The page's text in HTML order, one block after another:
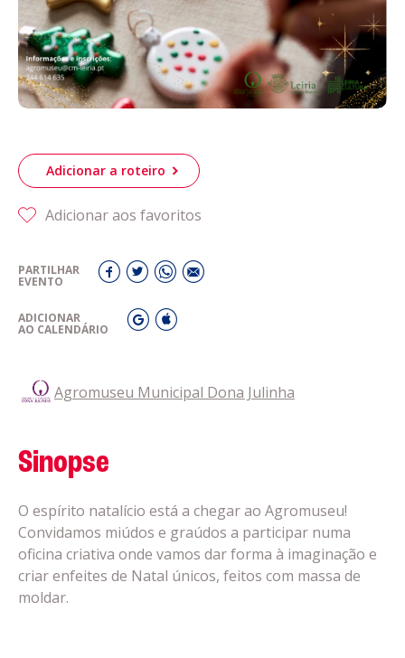
Adicionar a roteiro
Adicionar aos favoritos
PARTILHAR
EVENTO
ADICIONAR
AO CALENDÁRIO
Agromuseu Municipal Dona Julinha
Sinopse
O espírito natalício está a chegar ao Agromuseu!
Convidamos miúdos e graúdos a participar numa
oficina criativa onde vamos dar forma à imaginação e
criar enfeites de Natal únicos, feitos com massa de
moldar.